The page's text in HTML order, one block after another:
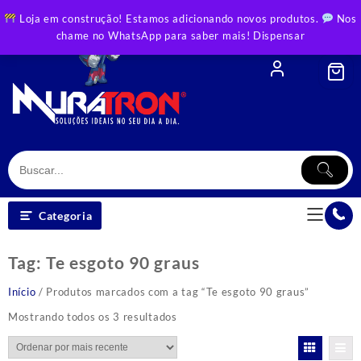
Loja em construção! Estamos adicionando novos produtos.
Nos
chame no WhatsApp para saber mais! Dispensar
to
Categoria
Tag: Te esgoto 90 graus
Início / Produtos marcados com a tag “Te esgoto 90 graus”
Mostrando todos os 3 resultados